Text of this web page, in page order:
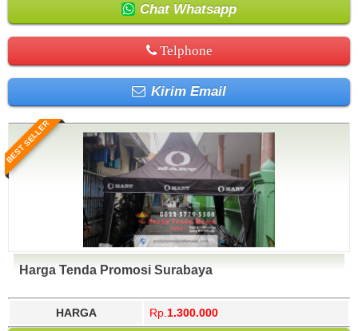
Chat Whatsapp
Telphone
Kirim Email
BEST SELLER
Harga Tenda Promosi Surabaya
HARGA Rp. 1.300.000